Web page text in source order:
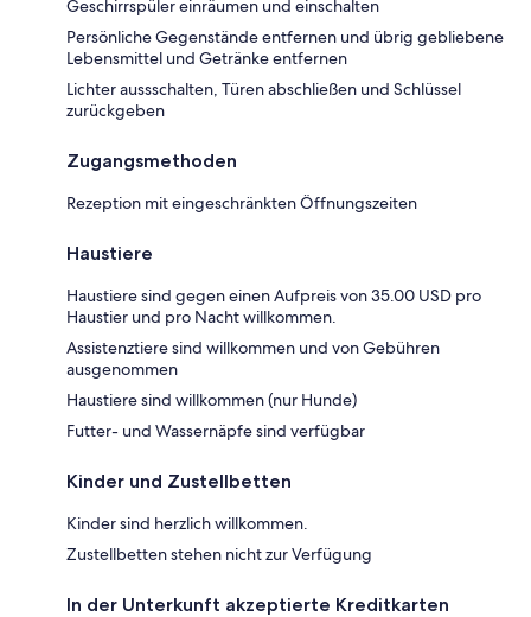
Geschirrspüler einräumen und einschalten
Persönliche Gegenstände entfernen und übrig gebliebene
Lebensmittel und Getränke entfernen
Lichter aussschalten, Türen abschließen und Schlüssel
zurückgeben
Zugangsmethoden
Rezeption mit eingeschränkten Öffnungszeiten
Haustiere
Haustiere sind gegen einen Aufpreis von 35.00 USD pro
Haustier und pro Nacht willkommen.
Assistenztiere sind willkommen und von Gebühren
ausgenommen
Haustiere sind willkommen (nur Hunde)
Futter- und Wassernäpfe sind verfügbar
Kinder und Zustellbetten
Kinder sind herzlich willkommen.
Zustellbetten stehen nicht zur Verfügung
In der Unterkunft akzeptierte Kreditkarten